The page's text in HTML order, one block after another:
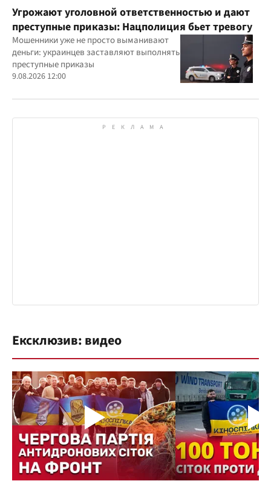
Угрожают уголовной ответственностью и дают
преступные приказы: Нацполиция бьет тревогу
Мошенники уже не просто выманивают
деньги: украинцев заставляют выполнять
преступные приказы
9.08.2026 12:00
Ексклюзив: видео